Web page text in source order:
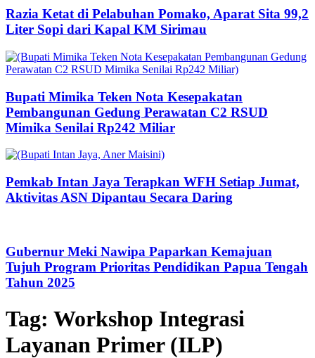
Razia Ketat di Pelabuhan Pomako, Aparat Sita 99,2
Liter Sopi dari Kapal KM Sirimau
Bupati Mimika Teken Nota Kesepakatan
Pembangunan Gedung Perawatan C2 RSUD
Mimika Senilai Rp242 Miliar
Pemkab Intan Jaya Terapkan WFH Setiap Jumat,
Aktivitas ASN Dipantau Secara Daring
Gubernur Meki Nawipa Paparkan Kemajuan
Tujuh Program Prioritas Pendidikan Papua Tengah
Tahun 2025
Tag: Workshop Integrasi
Layanan Primer (ILP)